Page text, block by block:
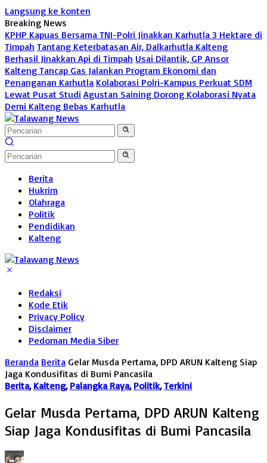
Langsung ke konten
Breaking News
KPHP Kapuas Bersama TNI-Polri Jinakkan Karhutla 3 Hektare di
Timpah Tantang Keterbatasan Air, Dalkarhutla Kalteng
Berhasil Jinakkan Api di Timpah Usai Dilantik, GP Ansor
Kalteng Tancap Gas Jalankan Program Ekonomi dan
Penanganan Karhutla Kolaborasi Polri-Kampus Perkuat SDM
Lewat Pusat Studi Agustan Saining Dorong Kolaborasi Nyata
Demi Kalteng Bebas Karhutla
Berita
Hukrim
Olahraga
Politik
Pendidikan
Kalteng
Redaksi
Kode Etik
Privacy Policy
Disclaimer
Pedoman Media Siber
Beranda Berita Gelar Musda Pertama, DPD ARUN Kalteng Siap
Jaga Kondusifitas di Bumi Pancasila
Berita, Kalteng, Palangka Raya, Politik,Terkini
Gelar Musda Pertama, DPD ARUN Kalteng
Siap Jaga Kondusifitas di Bumi Pancasila